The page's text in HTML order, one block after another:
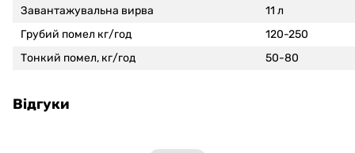
Завантажувальна вирва
11 л
Грубий помел кг/год
120-250
Тонкий помел, кг/год
50-80
Відгуки